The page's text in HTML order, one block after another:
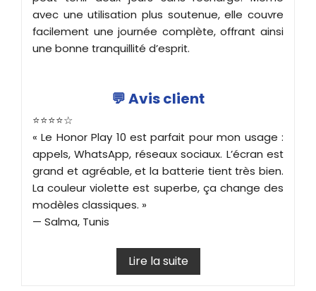
avec une utilisation plus soutenue, elle couvre
facilement une journée complète, offrant ainsi
une bonne tranquillité d’esprit.
💬 Avis client
⭐️⭐️⭐️⭐️☆
« Le Honor Play 10 est parfait pour mon usage :
appels, WhatsApp, réseaux sociaux. L’écran est
grand et agréable, et la batterie tient très bien.
La couleur violette est superbe, ça change des
modèles classiques. »
— Salma, Tunis
Lire la suite